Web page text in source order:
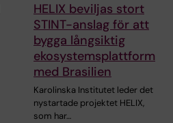
HELIX beviljas stort
STINT-anslag för att
bygga långsiktig
ekosystemsplattform
med Brasilien
Karolinska Institutet leder det
nystartade projektet HELIX,
som har…